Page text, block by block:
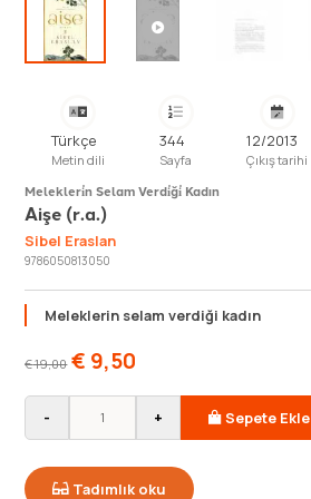
Türkçe
Metin dili
344
Sayfa
12/2013
Çıkış tarihi
Melekleri̇n Selam Verdi̇ği̇ Kadın
Aişe (r.a.)
Sibel Eraslan
9786050813050
Meleklerin selam verdiği kadın
€19,00 € 9,50
- + Sepete Ekle
Tadımlık oku